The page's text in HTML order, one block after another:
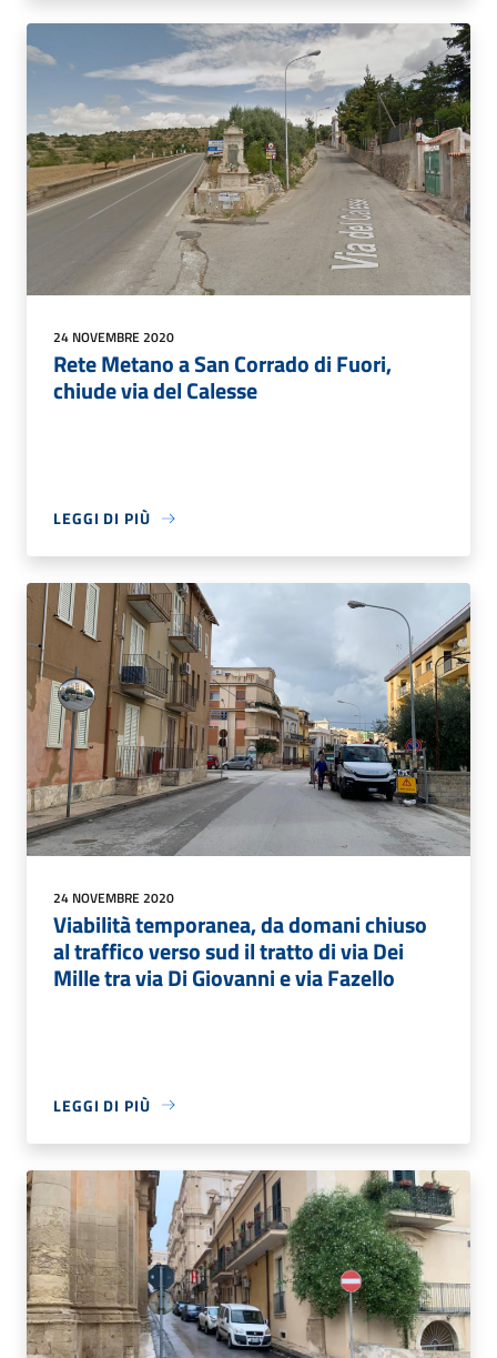
24 NOVEMBRE 2020
Rete Metano a San Corrado di Fuori,
chiude via del Calesse
LEGGI DI PIÙ
24 NOVEMBRE 2020
Viabilità temporanea, da domani chiuso
al traffico verso sud il tratto di via Dei
Mille tra via Di Giovanni e via Fazello
LEGGI DI PIÙ